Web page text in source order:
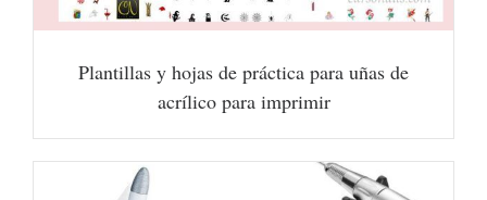
Plantillas y hojas de práctica para uñas de
acrílico para imprimir